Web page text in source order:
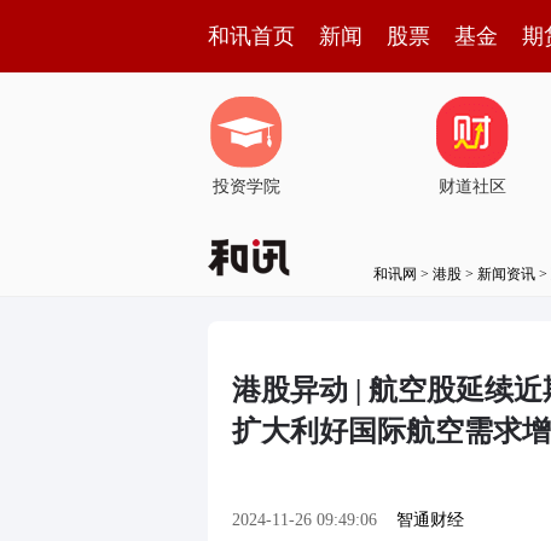
和讯首页 新闻 股票 基金 期
投资学院 财道社区
和讯网 > 港股 > 新闻资讯 >
港股异动 | 航空股延续
扩大利好国际航空需求
2024-11-26 09:49:06 智通财经